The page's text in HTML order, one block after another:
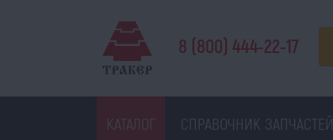
8 (800) 444-22-17
КАТАЛОГ СПРАВОЧНИК ЗАПЧАСТЕЙ